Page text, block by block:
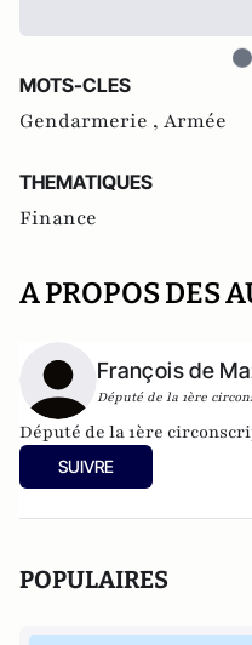
MOTS-CLES
Gendarmerie , Armée
THEMATIQUES
Finance
A PROPOS DES
François de
Député de la 1ère
Député de la 1ère
SUIVRE
POPULAIRES